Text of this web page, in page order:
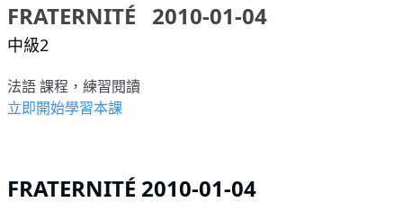
FRATERNITÉ 2010-01-04
中級2
法語 課程，練習閱讀
立即開始學習本課
FRATERNITÉ 2010-01-04